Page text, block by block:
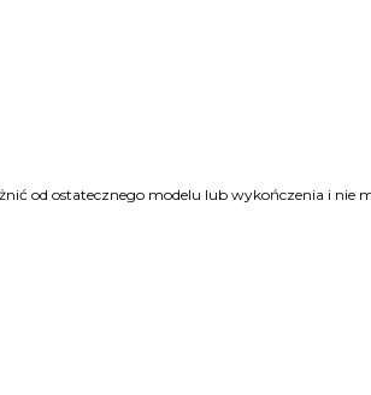
od ostatecznego modelu lub wykończenia i nie